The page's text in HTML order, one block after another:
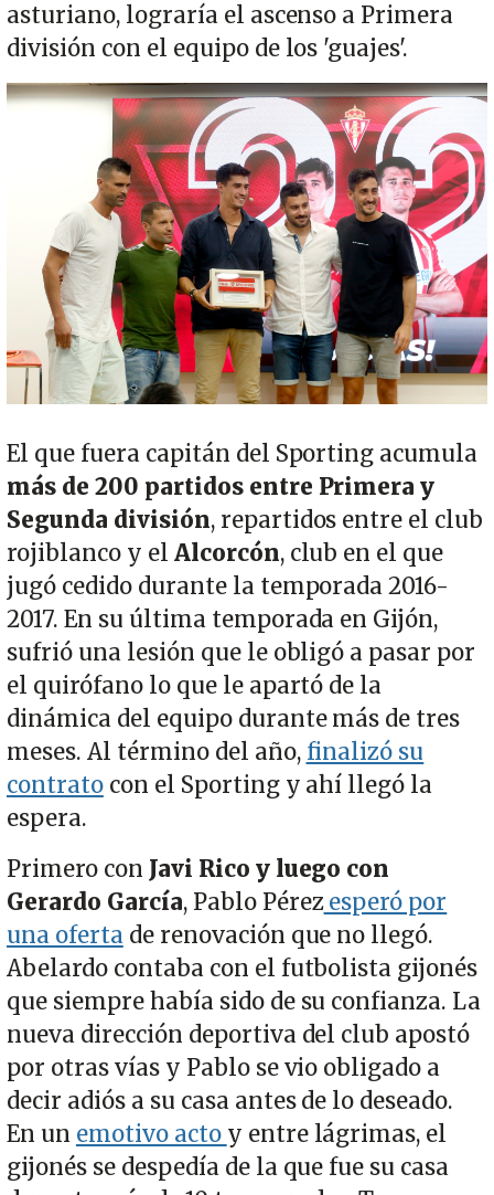
asturiano, lograría el ascenso a Primera
división con el equipo de los 'guajes'.
Imagen
El que fuera capitán del Sporting acumula
más de 200 partidos entre Primera y
Segunda división, repartidos entre el club
rojiblanco y el Alcorcón, club en el que
jugó cedido durante la temporada 2016-
2017. En su última temporada en Gijón,
sufrió una lesión que le obligó a pasar por
el quirófano lo que le apartó de la
dinámica del equipo durante más de tres
meses. Al término del año, finalizó su
contratocon el Sporting y ahí llegó la
espera.
Primero con Javi Rico y luego con
Gerardo García, Pablo Pérezesperó por
una ofertade renovación que no llegó.
Abelardo contaba con el futbolista gijonés
que siempre había sido de su confianza. La
nueva dirección deportiva del club apostó
por otras vías y Pablo se vio obligado a
decir adiós a su casa antes de lo deseado.
En un emotivo acto y entre lágrimas, el
gijonés se despedía de la que fue su casa